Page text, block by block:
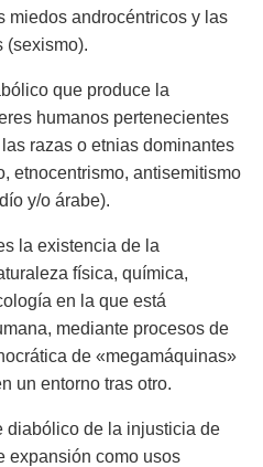
miedos androcéntricos y las
(sexismo).
que produce la
humanos pertenecientes
razas o etnias dominantes
etnocentrismo, antisemitismo
y/o árabe).
la existencia de la
física, química,
en la que está
mediante procesos de
de «megamáquinas»
un entorno tras otro.
diabólico de la injusticia de
expansión como usos